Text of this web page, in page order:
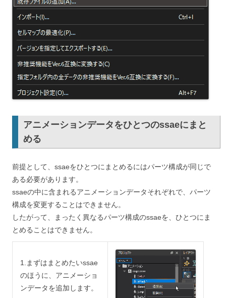
アニメーションデータをひとつのssaeにまと
める
前提として、ssaeをひとつにまとめるにはパーツ構成が同じで
ある必要があります。
ssaeの中に含まれるアニメーションデータそれぞれで、パーツ
構成を変更することはできません。
したがって、まったく異なるパーツ構成のssaeを、ひとつにま
とめることはできません。
1.まずはまとめたいssae
のほうに、アニメーショ
ンデータを追加します。